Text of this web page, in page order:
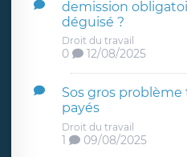
demission
déguisé ?
Droit du travail
0 12/08/2025
Sos gros
payés
Droit du travail
1 09/08/2025